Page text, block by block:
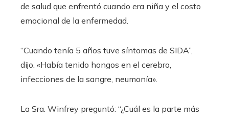
de salud que enfrentó cuando era niña y el costo
emocional de la enfermedad.
“Cuando tenía 5 años tuve síntomas de SIDA”,
dijo. «Había tenido hongos en el cerebro,
infecciones de la sangre, neumonía».
La Sra. Winfrey preguntó: “¿Cuál es la parte más